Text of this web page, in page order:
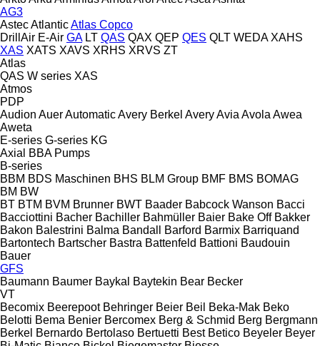
AG3
AstecAtlanticAtlas Copco
DrillAir E-Air GA LT QAS QAX QEP QES QLT WEDA XAHS
XAS XATS XAVS XRHS XRVS ZT
Atlas
QAS W series XAS
Atmos
PDP
Audion AuerAutomaticAvery Berkel AveryAvia Avola Awea
Aweta
E-series G-series KG
Axial
BBA Pumps
B-series
BBM BDS Maschinen BHS BLM Group BMF BMS BOMAG
BM BW
BT BTM BVM Brunner BWT Baader Babcock Wanson Bacci
Bacciottini Bacher Bachiller Bahmüller Baier Bake Off Bakker
Bakon Balestrini Balma Bandall Barford Barmix Barriquand
Bartontech Bartscher Bastra Battenfeld Battioni Baudouin
Bauer
GFS
Baumann Baumer Baykal Baytekin Bear Becker
VT
Becomix Beerepoot Behringer Beier Beil Beka-Mak Beko
Belotti Bema Benier Bercomex Berg & Schmid Berg Bergmann
Berkel Bernardo Bertolaso Bertuetti Best Betico Beyeler Beyer